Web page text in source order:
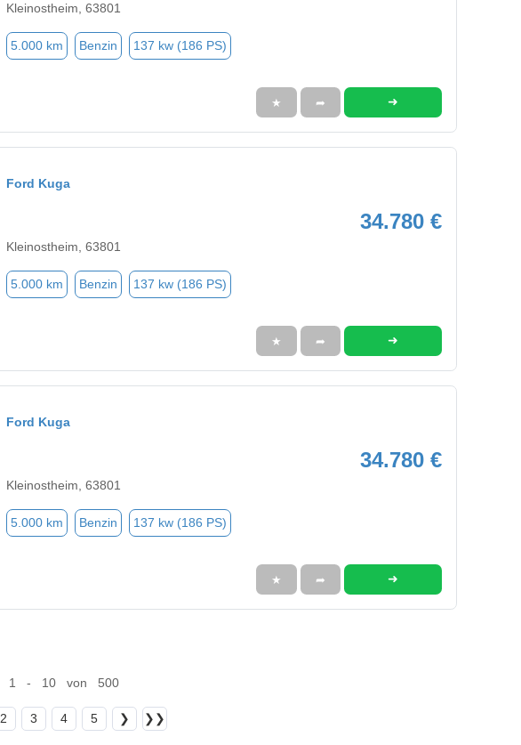
Kleinostheim, 63801
5.000 km Benzin 137 kw (186 PS)
★ ➦ ➜
Ford Kuga
34.780 €
Kleinostheim, 63801
5.000 km Benzin 137 kw (186 PS)
★ ➦ ➜
Ford Kuga
34.780 €
Kleinostheim, 63801
5.000 km Benzin 137 kw (186 PS)
★ ➦ ➜
1 - 10 von 500
2 3 4 5 ❯ ❯❯